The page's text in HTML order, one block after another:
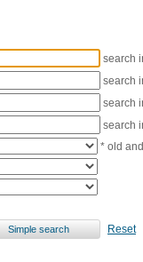
search
search
search
search
* old
Reset